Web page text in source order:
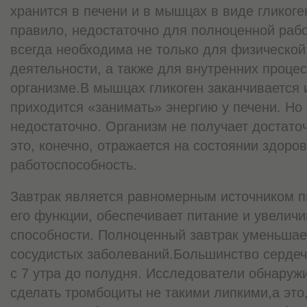
хранится в печени и в мышцах в виде
правило, недостаточно для полноценной
всегда необходима не только для
деятельности, а также для внутренних
организме.В мышцах гликоген заканчивается
приходится «занимать» энергию у печени. Но
недостаточно. Организм не получает
это, конечно, отражается на состоянии
работоспособность.
Завтрак является равномерным источником
его функции, обеспечивает питание и
способности. Полноценный завтрак
сосудистых заболеваний.Большинство
с 7 утра до полудня. Исследователи
сделать тромбоциты не такими липкими,а